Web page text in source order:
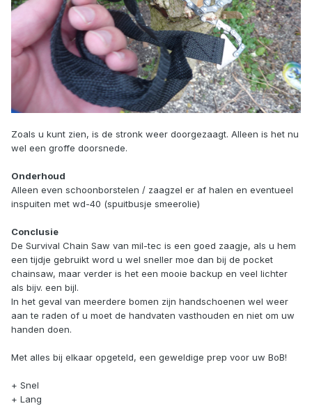
Zoals u kunt zien, is de stronk weer doorgezaagt. Alleen is het nu
wel een groffe doorsnede.
Onderhoud
Alleen even schoonborstelen / zaagzel er af halen en eventueel
inspuiten met wd-40 (spuitbusje smeerolie)
Conclusie
De Survival Chain Saw van mil-tec is een goed zaagje, als u hem
een tijdje gebruikt word u wel sneller moe dan bij de pocket
chainsaw, maar verder is het een mooie backup en veel lichter
als bijv. een bijl.
In het geval van meerdere bomen zijn handschoenen wel weer
aan te raden of u moet de handvaten vasthouden en niet om uw
handen doen.
Met alles bij elkaar opgeteld, een geweldige prep voor uw BoB!
+ Snel
+ Lang